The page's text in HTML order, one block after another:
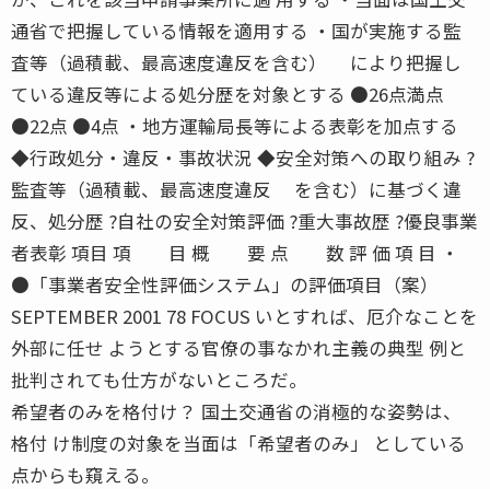
通省で把握している情報を適用する ・国が実施する監
査等（過積載、最高速度違反を含む） により把握し
ている違反等による処分歴を対象とする ●26点満点
●22点 ●4点 ・地方運輸局長等による表彰を加点する
◆行政処分・違反・事故状況 ◆安全対策への取り組み ?
監査等（過積載、最高速度違反 を含む）に基づく違
反、処分歴 ?自社の安全対策評価 ?重大事故歴 ?優良事業
者表彰 項目 項 目 概 要 点 数 評 価 項 目 ・
●「事業者安全性評価システム」の評価項目（案）
SEPTEMBER 2001 78 FOCUS いとすれば、厄介なことを
外部に任せ ようとする官僚の事なかれ主義の典型 例と
批判されても仕方がないところだ。
希望者のみを格付け？ 国土交通省の消極的な姿勢は、
格付 け制度の対象を当面は「希望者のみ」 としている
点からも窺える。